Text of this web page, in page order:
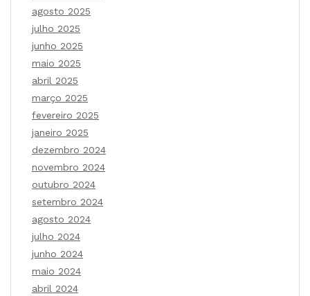
agosto 2025
julho 2025
junho 2025
maio 2025
abril 2025
março 2025
fevereiro 2025
janeiro 2025
dezembro 2024
novembro 2024
outubro 2024
setembro 2024
agosto 2024
julho 2024
junho 2024
maio 2024
abril 2024